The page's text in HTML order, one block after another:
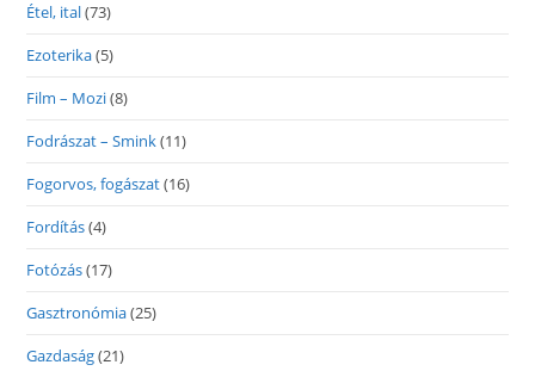
Étel, ital(73)
Ezoterika(5)
Film – Mozi(8)
Fodrászat – Smink(11)
Fogorvos, fogászat(16)
Fordítás(4)
Fotózás(17)
Gasztronómia(25)
Gazdaság(21)